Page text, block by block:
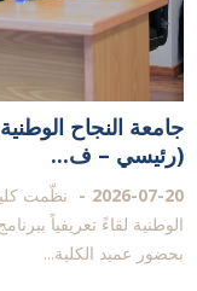
جامعة النجاح
(رئيسي – ف...
2026-07-20
نظّمت
الوطنية لقاءً تعريفياً
بحضور عميد الكلية...